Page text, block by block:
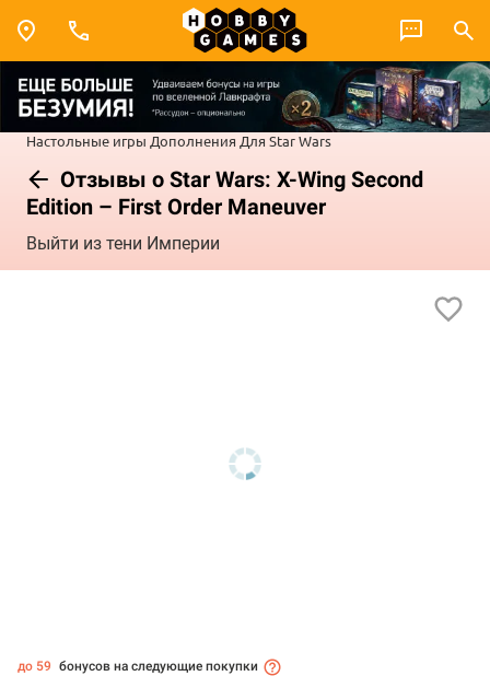
Настольные игры Дополнения Для Star Wars
Отзывы о Star Wars: X-Wing Second
Edition – First Order Maneuver
Выйти из тени Империи
до 59 бонусов на следующие покупки